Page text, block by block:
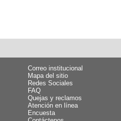
Correo institucional
Mapa del sitio
Redes Sociales
FAQ
Quejas y reclamos
Atención en línea
Encuesta